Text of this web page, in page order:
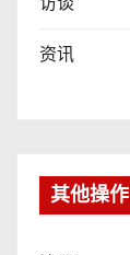
资讯
其他操作